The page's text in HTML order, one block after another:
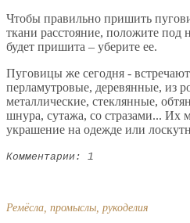
Чтобы правильно пришить
ткани расстояние, положите под
будет пришита – уберите ее.
Пуговицы же сегодня -
перламутровые, деревянные, из
металлические, стеклянные,
шнура, сутажа, со стразами... Их
украшение на одежде или
Комментарии: 1
Ремёсла, промыслы, рукоделия